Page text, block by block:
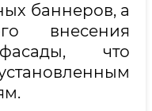
баннеров, а
внесения
что